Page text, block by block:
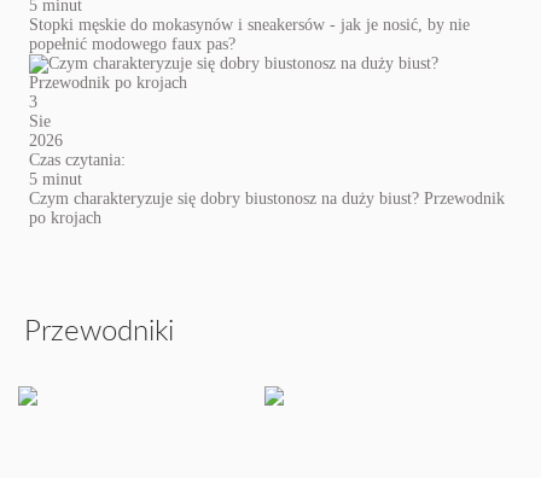
5 minut
Stopki męskie do mokasynów i sneakersów - jak je nosić, by nie
popełnić modowego faux pas?
3
Sie
2026
Czas czytania:
5 minut
Czym charakteryzuje się dobry biustonosz na duży biust? Przewodnik
po krojach
Przewodniki